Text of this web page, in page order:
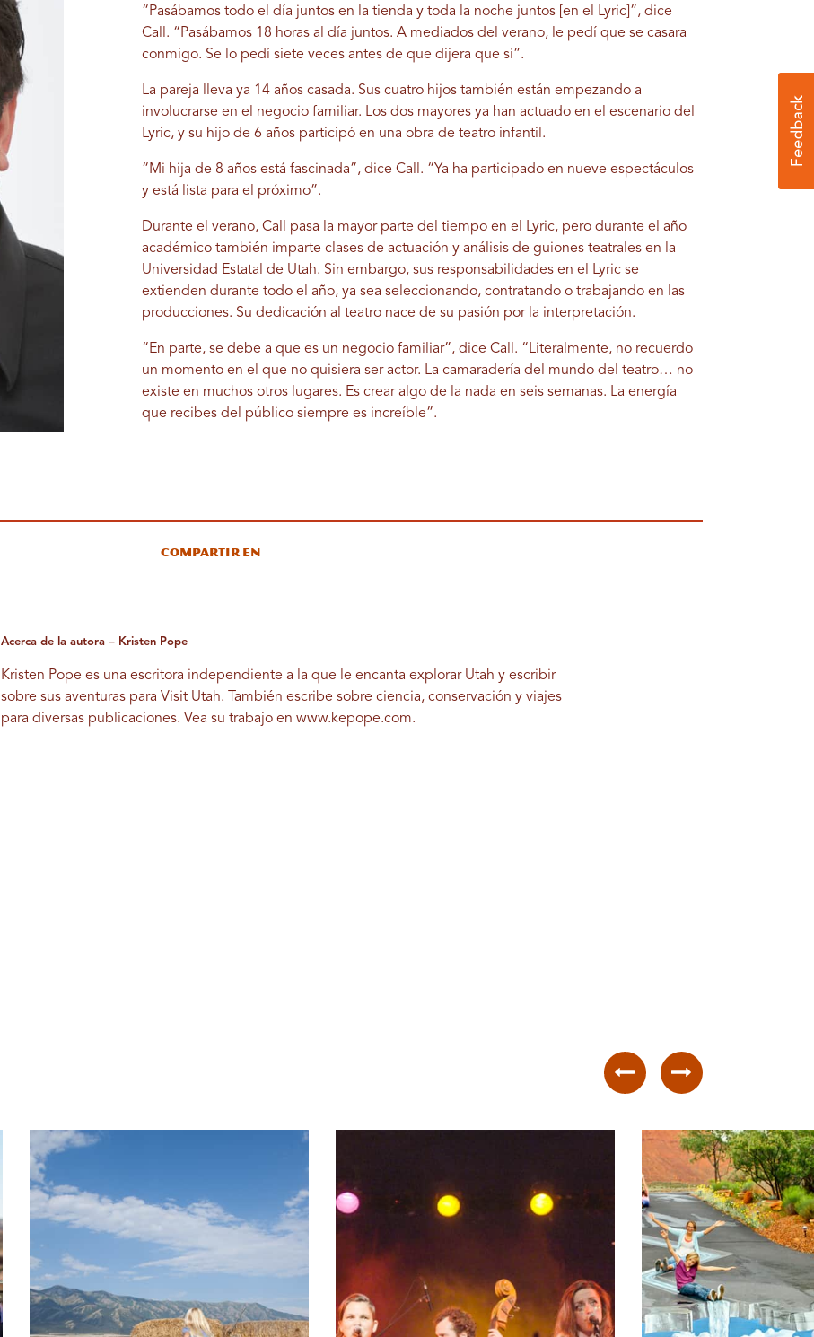
“Pasábamos todo el día juntos en la tienda y toda la noche juntos [en el Lyric]”, dice
Call. “Pasábamos 18 horas al día juntos. A mediados del verano, le pedí que se casara
conmigo. Se lo pedí siete veces antes de que dijera que sí”.
La pareja lleva ya 14 años casada. Sus cuatro hijos también están empezando a
involucrarse en el negocio familiar. Los dos mayores ya han actuado en el escenario del
Lyric, y su hijo de 6 años participó en una obra de teatro infantil.
“Mi hija de 8 años está fascinada”, dice Call. “Ya ha participado en nueve espectáculos
y está lista para el próximo”.
Durante el verano, Call pasa la mayor parte del tiempo en el Lyric, pero durante el año
académico también imparte clases de actuación y análisis de guiones teatrales en la
Universidad Estatal de Utah. Sin embargo, sus responsabilidades en el Lyric se
extienden durante todo el año, ya sea seleccionando, contratando o trabajando en las
producciones. Su dedicación al teatro nace de su pasión por la interpretación.
“En parte, se debe a que es un negocio familiar”, dice Call. “Literalmente, no recuerdo
un momento en el que no quisiera ser actor. La camaradería del mundo del teatro… no
existe en muchos otros lugares. Es crear algo de la nada en seis semanas. La energía
que recibes del público siempre es increíble”.
Compartir en
Acerca de la autora – Kristen Pope
Kristen Pope es una escritora independiente a la que le encanta explorar Utah y escribir
sobre sus aventuras para Visit Utah. También escribe sobre ciencia, conservación y viajes
para diversas publicaciones. Vea su trabajo enwww.kepope.com.